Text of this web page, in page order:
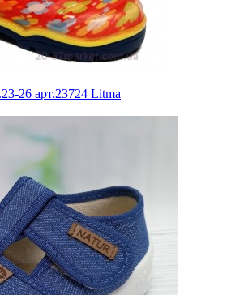
26 арт.23724 Litma